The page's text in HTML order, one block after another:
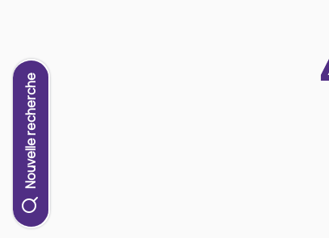
Nouvelle recherche